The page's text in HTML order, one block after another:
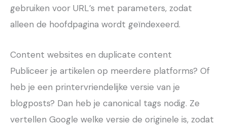
gebruiken voor URL’s met parameters, zodat
alleen de hoofdpagina wordt geïndexeerd.
Content websites en duplicate content
Publiceer je artikelen op meerdere platforms? Of
heb je een printervriendelijke versie van je
blogposts? Dan heb je canonical tags nodig. Ze
vertellen Google welke versie de originele is, zodat